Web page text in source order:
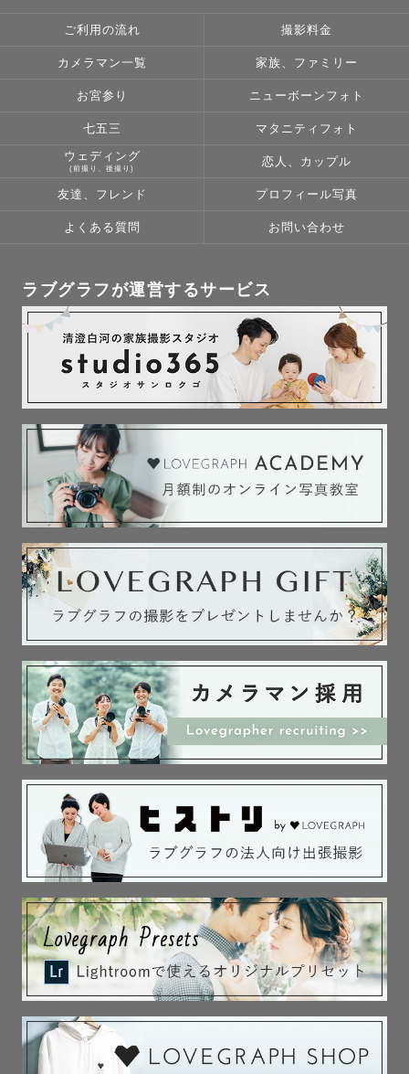
ご利用の流れ 撮影料金
カメラマン一覧 家族、ファミリー
お宮参り ニューボーンフォト
七五三 マタニティフォト
ウェディング
(前撮り、後撮り)
恋人、カップル
友達、フレンド プロフィール写真
よくある質問 お問い合わせ
ラブグラフが運営するサービス